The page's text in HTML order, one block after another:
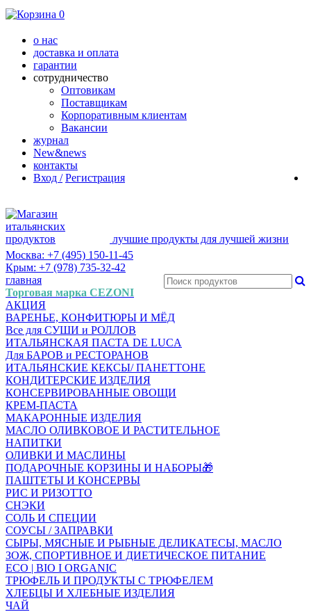
0
о нас
доставка и оплата
гарантии
сотрудничество
Оптовикам
Поставщикам
Корпоративным клиентам
Вакансии
журнал
New&news
контакты
Вход / Регистрация
лучшие продукты для лучшей жизни
Москва: +7 (495) 150-11-45
Крым: +7 (978) 735-32-42
главная
Торговая марка CEZONI
АКЦИЯ
ВАРЕНЬЕ, КОНФИТЮРЫ И МЁД
Все для СУШИ и РОЛЛОВ
ИТАЛЬЯНСКАЯ ПАСТА DE LUCA
Для БАРОВ и РЕСТОРАНОВ
ИТАЛЬЯНСКИЕ КЕКСЫ/ ПАНЕТТОНЕ
КОНДИТЕРСКИЕ ИЗДЕЛИЯ
КОНСЕРВИРОВАННЫЕ ОВОЩИ
КРЕМ-ПАСТА
МАКАРОННЫЕ ИЗДЕЛИЯ
МАСЛО ОЛИВКОВОЕ И РАСТИТЕЛЬНОЕ
НАПИТКИ
ОЛИВКИ И МАСЛИНЫ
ПОДАРОЧНЫЕ КОРЗИНЫ И НАБОРЫ🎁
ПАШТЕТЫ И КОНСЕРВЫ
РИС И РИЗОТТО
СНЭКИ
СОЛЬ И СПЕЦИИ
СОУСЫ / ЗАПРАВКИ
СЫРЫ, МЯСНЫЕ И РЫБНЫЕ ДЕЛИКАТЕСЫ, МАСЛО
ЗОЖ, СПОРТИВНОЕ И ДИЕТИЧЕСКОЕ ПИТАНИЕ
ECO | BIO I ORGANIC
ТРЮФЕЛЬ И ПРОДУКТЫ С ТРЮФЕЛЕМ
ХЛЕБЦЫ И ХЛЕБНЫЕ ИЗДЕЛИЯ
ЧАЙ